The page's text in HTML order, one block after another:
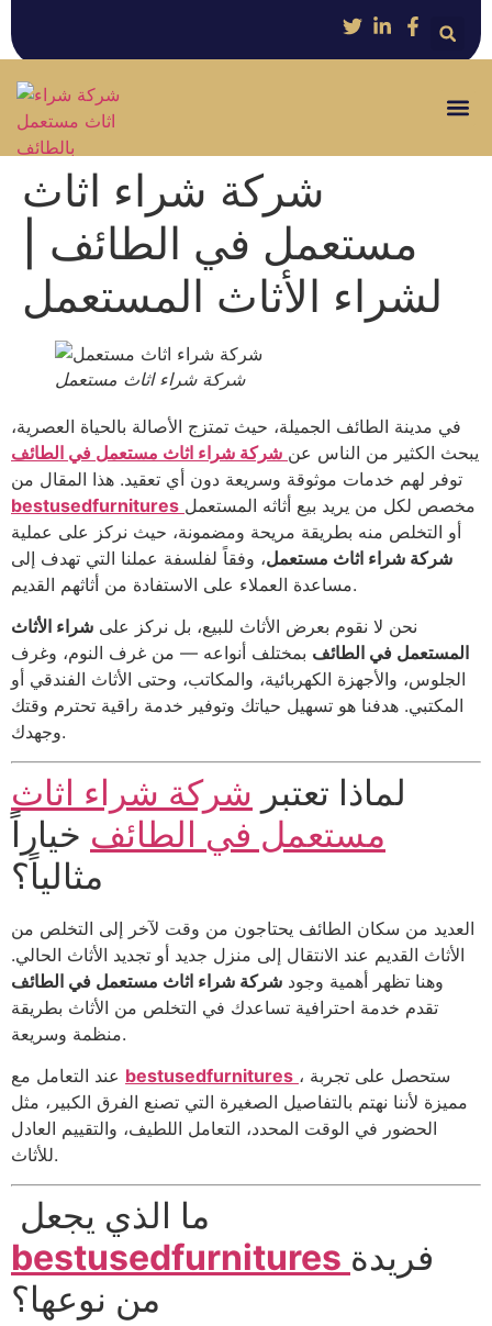
شركة شراء اثاث
مستعمل في الطائف |
لشراء الأثاث المستعمل
شركة شراء اثاث مستعمل
في مدينة الطائف الجميلة، حيث تمتزج الأصالة بالحياة العصرية،
يبحث الكثير من الناس عن شركة شراء اثاث مستعمل في الطائف
توفر لهم خدمات موثوقة وسريعة دون أي تعقيد. هذا المقال من
bestusedfurnitures مخصص لكل من يريد بيع أثاثه المستعمل
أو التخلص منه بطريقة مريحة ومضمونة، حيث نركز على عملية
شركة شراء اثاث مستعمل، وفقاً لفلسفة عملنا التي تهدف إلى
مساعدة العملاء على الاستفادة من أثاثهم القديم.
نحن لا نقوم بعرض الأثاث للبيع، بل نركز على شراء الأثاث
المستعمل في الطائف بمختلف أنواعه — من غرف النوم، وغرف
الجلوس، والأجهزة الكهربائية، والمكاتب، وحتى الأثاث الفندقي أو
المكتبي. هدفنا هو تسهيل حياتك وتوفير خدمة راقية تحترم وقتك
وجهدك.
لماذا تعتبر شركة شراء اثاث
مستعمل في الطائف خياراً
مثالياً؟
العديد من سكان الطائف يحتاجون من وقت لآخر إلى التخلص من
الأثاث القديم عند الانتقال إلى منزل جديد أو تجديد الأثاث الحالي.
وهنا تظهر أهمية وجود شركة شراء اثاث مستعمل في الطائف
تقدم خدمة احترافية تساعدك في التخلص من الأثاث بطريقة
منظمة وسريعة.
bestusedfurnitures ، ستحصل على تجربة
مميزة لأننا نهتم بالتفاصيل الصغيرة التي تصنع الفرق الكبير، مثل
الحضور في الوقت المحدد، التعامل اللطيف، والتقييم العادل
للأثاث.
ما الذي يجعل
bestusedfurnitures فريدة
من نوعها؟